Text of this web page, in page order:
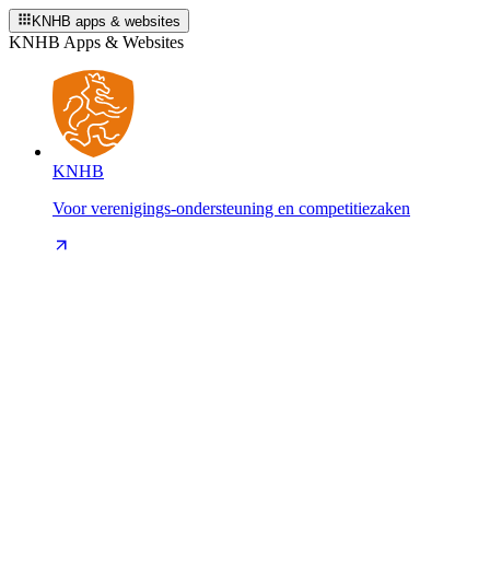
KNHB apps & websites
KNHB Apps & Websites
KNHB
Voor verenigings-ondersteuning en competitiezaken